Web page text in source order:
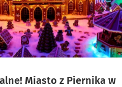
Miasto z Piernika w
zdjęć